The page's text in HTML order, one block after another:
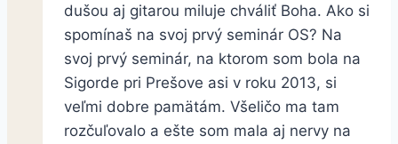
dušou aj gitarou miluje chváliť Boha. Ako si
spomínaš na svoj prvý seminár OS? Na
svoj prvý seminár, na ktorom som bola na
Sigorde pri Prešove asi v roku 2013, si
veľmi dobre pamätám. Všeličo ma tam
rozčuľovalo a ešte som mala aj nervy na